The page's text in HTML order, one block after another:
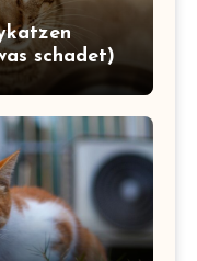
schadet)